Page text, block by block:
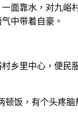
面靠水，对九峪
中带着自豪。
乡里中心，便民
顿饭，有个头疼